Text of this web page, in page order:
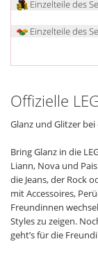
Einzelteile des
Einzelteile des
Offizielle
Glanz und Glitzer
Bring Glanz in die
Liann, Nova und
die Jeans, der Rock
mit Accessoires,
Freundinnen
Styles zu zeigen.
geht’s für die